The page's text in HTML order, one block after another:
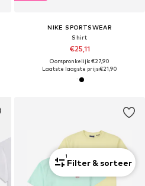
NIKE SPORTSWEAR
Shirt
€25,11
Oorspronkelijk: €27,90
Laatste laagste prijs:€21,90
1
Filter & sorteer